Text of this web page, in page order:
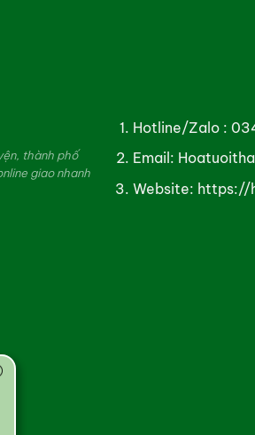
thành phố
giao nhanh
Hotline/Zalo :
Email:
Website: https://